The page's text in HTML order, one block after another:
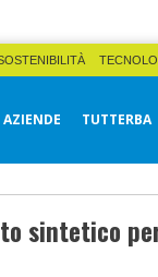
AZIENDE TUTTERBA
sintetico